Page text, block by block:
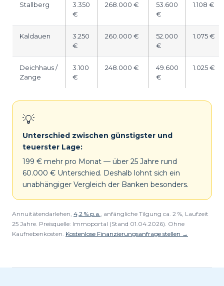
Stallberg
3.350
€
268.000 €
53.600
€
1.108 €
Kaldauen
3.250
€
260.000 €
52.000
€
1.075 €
Deichhaus /
Zange
3.100
€
248.000 €
49.600
€
1.025 €
💡
Unterschied zwischen günstigster und
teuerster Lage:
199 € mehr pro Monat — über 25 Jahre rund
60.000 € Unterschied. Deshalb lohnt sich ein
unabhängiger Vergleich der Banken besonders.
Annuitätendarlehen, 4,2 % p.a., anfängliche Tilgung ca. 2 %, Laufzeit
25 Jahre. Preisquelle: Immoportal (Stand 01.04.2026). Ohne
Kaufnebenkosten. Kostenlose Finanzierungsanfrage stellen →